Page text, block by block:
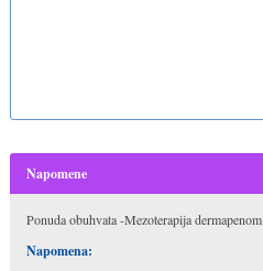
Napomene
Ponuda obuhvata -Mezoterapija dermapenom
Napomena: